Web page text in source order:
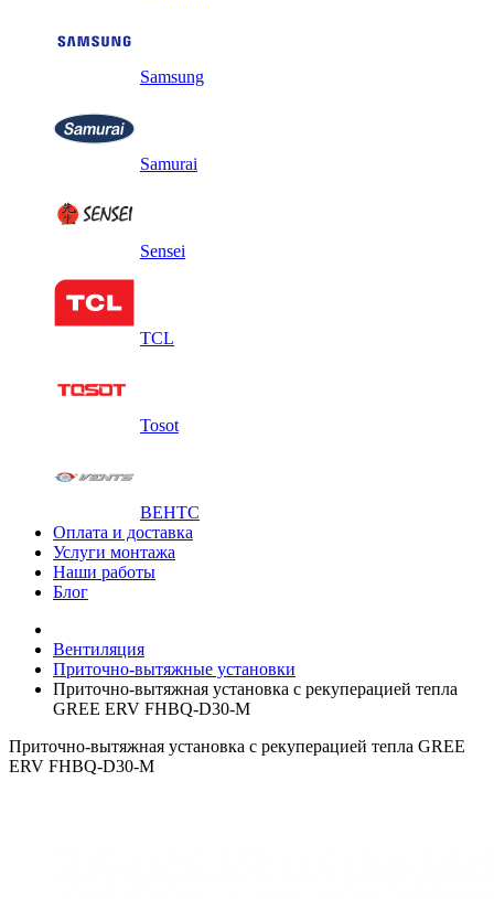
Samsung
Samurai
Sensei
TCL
Tosot
ВЕНТС
Оплата и доставка
Услуги монтажа
Наши работы
Блог
Вентиляция
Приточно-вытяжные установки
Приточно-вытяжная установка с рекуперацией тепла
GREE ERV FHBQ-D30-M
Приточно-вытяжная установка с рекуперацией тепла GREE
ERV FHBQ-D30-M